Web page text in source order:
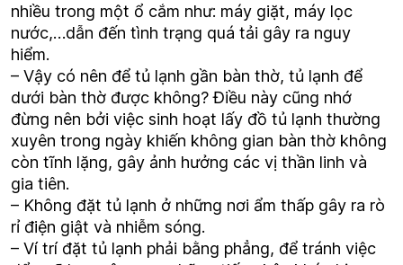
nhiều trong một ổ cắm như: máy giặt, máy lọc
nước,…dẫn đến tình trạng quá tải gây ra nguy
hiểm.
– Vậy có nên để tủ lạnh gần bàn thờ, tủ lạnh để
dưới bàn thờ được không? Điều này cũng nhớ
đừng nên bởi việc sinh hoạt lấy đồ tủ lạnh thường
xuyên trong ngày khiến không gian bàn thờ không
còn tĩnh lặng, gây ảnh hưởng các vị thần linh và
gia tiên.
– Không đặt tủ lạnh ở những nơi ẩm thấp gây ra rò
rỉ điện giật và nhiễm sóng.
– Ví trí đặt tủ lạnh phải bằng phẳng, để tránh việc